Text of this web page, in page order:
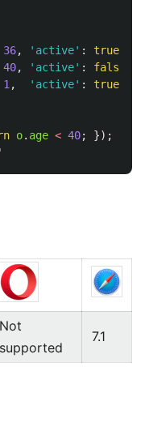
36, ' active' : true
40, ' active' : false
1 , ' active' : true
o. age < 40;
});
Not
supported
7.1